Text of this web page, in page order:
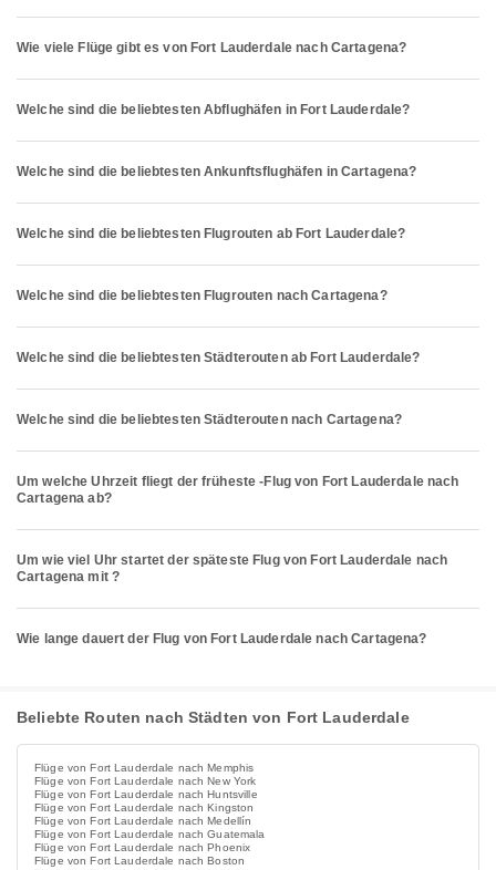
Wie viele Flüge gibt es von Fort Lauderdale nach Cartagena?
Welche sind die beliebtesten Abflughäfen in Fort Lauderdale?
Welche sind die beliebtesten Ankunftsflughäfen in Cartagena?
Welche sind die beliebtesten Flugrouten ab Fort Lauderdale?
Welche sind die beliebtesten Flugrouten nach Cartagena?
Welche sind die beliebtesten Städterouten ab Fort Lauderdale?
Welche sind die beliebtesten Städterouten nach Cartagena?
Um welche Uhrzeit fliegt der früheste -Flug von Fort Lauderdale nach
Cartagena ab?
Um wie viel Uhr startet der späteste Flug von Fort Lauderdale nach
Cartagena mit ?
Wie lange dauert der Flug von Fort Lauderdale nach Cartagena?
Beliebte Routen nach Städten von Fort Lauderdale
Flüge von Fort Lauderdale nach Memphis
Flüge von Fort Lauderdale nach New York
Flüge von Fort Lauderdale nach Huntsville
Flüge von Fort Lauderdale nach Kingston
Flüge von Fort Lauderdale nach Medellín
Flüge von Fort Lauderdale nach Guatemala
Flüge von Fort Lauderdale nach Phoenix
Flüge von Fort Lauderdale nach Boston